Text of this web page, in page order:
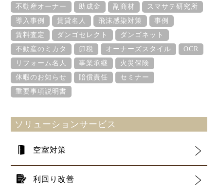
不動産オーナー
助成金 副商材
スマサテ研究所
導入事例
賃貸名人 飛沫感染対策
事例
賃料査定
ダンゴセレクト
ダンゴネット
不動産のミカタ
節税 オーナーズスタイル
OCR
リフォーム名人
事業承継
火災保険
休暇のお知らせ
賠償責任
セミナー
重要事項説明書
ソリューションサービス
空室対策
利回り改善